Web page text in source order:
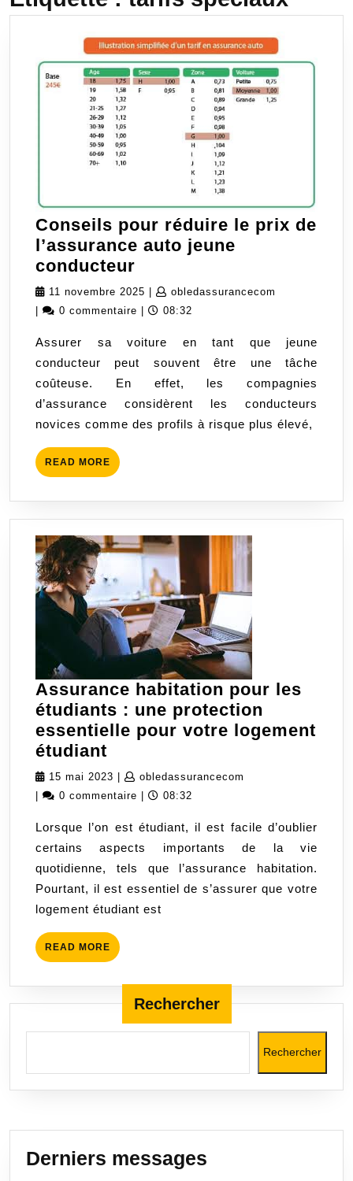
Conseils pour réduire le prix de
l’assurance auto jeune
conducteur
pour
réduire
prix
de
l’assurance
auto
jeune
11 novembre 2025 11
novembre
obledassurancecom
0 commentaire 08:32
Assurer sa voiture en tant que jeune
conducteur peut souvent être une tâche
coûteuse. En effet, les compagnies
d’assurance considèrent les conducteurs
novices comme des profils à risque plus élevé,
READ MORE READ
MORE
Assurance habitation pour les
étudiants : une protection
essentielle pour votre logement
étudiant
habitation
pour
étudiants
:
une
protection
essentielle
pour
votre
étudiant
15 mai 2023 15
mai
| obledassurancecom
|
0 commentaire | 08:32
Lorsque l’on est étudiant, il est facile d’oublier
certains aspects importants de la vie
quotidienne, tels que l’assurance habitation.
Pourtant, il est essentiel de s’assurer que votre
logement étudiant est
READ MORE READ
MORE
Rechercher
Rechercher
Derniers messages